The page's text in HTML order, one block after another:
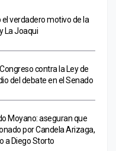
el verdadero motivo de la
La Joaqui
contra la Ley de
del debate en el Senado
Moyano: aseguran que
por Candela Arizaga,
a Diego Storto